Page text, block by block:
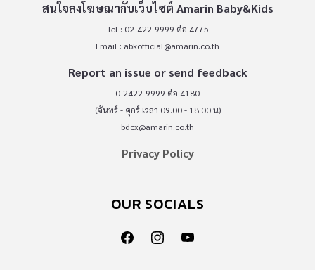
สนใจลงโฆษณากับเว็บไซต์ Amarin Baby&Kids
Tel : 02-422-9999 ต่อ 4775
Email : abkofficial@amarin.co.th
Report an issue or send feedback
0-2422-9999 ต่อ 4180
(จันทร์ - ศุกร์ เวลา 09.00 - 18.00 น)
bdcx@amarin.co.th
Privacy Policy
OUR SOCIALS